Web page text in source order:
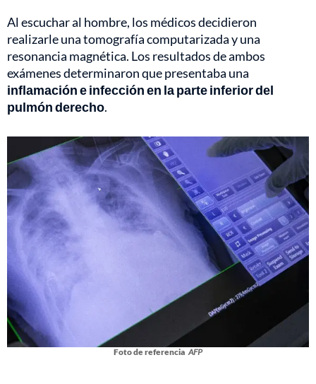
Al escuchar al hombre, los médicos decidieron
realizarle una tomografía computarizada y una
resonancia magnética. Los resultados de ambos
exámenes determinaron que presentaba una
inflamación e infección en la parte inferior del
pulmón derecho.
Foto de referencia AFP